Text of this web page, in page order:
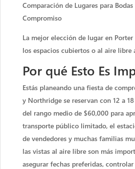
Comparación de Lugares para
Compromiso
La mejor elección de lugar en
los espacios cubiertos o al aire
Por qué Esto Es
Estás planeando una fiesta de
y Northridge se reservan con 12 a
del rango medio de $60,000 para
transporte público limitado, el
de vendedores y muchas familias
las vistas al aire libre son más
asegurar fechas preferidas,